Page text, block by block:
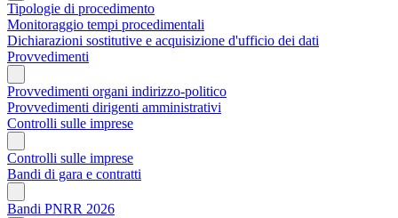
Tipologie di procedimento
Monitoraggio tempi procedimentali
Dichiarazioni sostitutive e acquisizione d'ufficio dei dati
Provvedimenti
Provvedimenti organi indirizzo-politico
Provvedimenti dirigenti amministrativi
Controlli sulle imprese
Controlli sulle imprese
Bandi di gara e contratti
Bandi PNRR 2026